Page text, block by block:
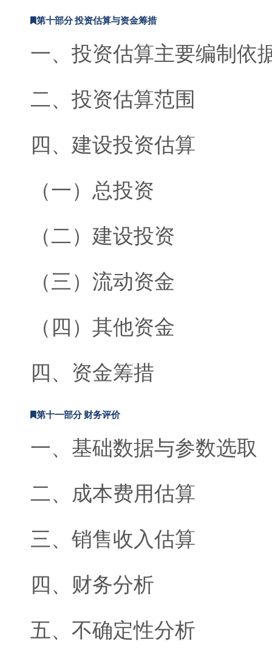
第十部分 投资估算与资金筹措
一、投资估算主要编制依
二、投资估算范围
四、建设投资估算
（一）总投资
（二）建设投资
（三）流动资金
（四）其他资金
四、资金筹措
第十一部分 财务评价
一、基础数据与参数选取
二、成本费用估算
三、销售收入估算
四、财务分析
五、不确定性分析